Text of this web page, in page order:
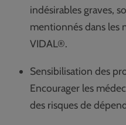
indésirables graves,
mentionnés dans les
VIDAL®.
Sensibilisation des
Encourager les
des risques de